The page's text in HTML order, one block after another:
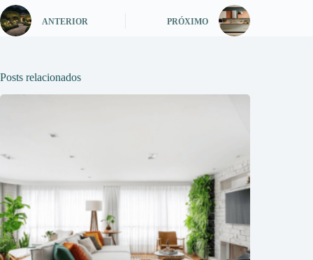
ANTERIOR PRÓXIMO
Posts relacionados